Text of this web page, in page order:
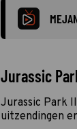
Jurassic
Jurassic Park
uitzendingen